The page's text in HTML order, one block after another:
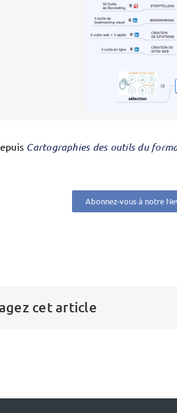
Cartographies des outils du
Abonnez-vous à notre
cet article